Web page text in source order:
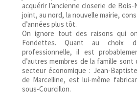
acquérir l’ancienne closerie de
joint, au nord, la nouvelle mairie,
d’années plus tôt.
On ignore tout des raisons qui
Fondettes. Quant au choix
professionnelle, il est
d’autres membres de la famille sont
secteur économique : Jean-
de Marcelline, est lui-même
sous-Courcillon.